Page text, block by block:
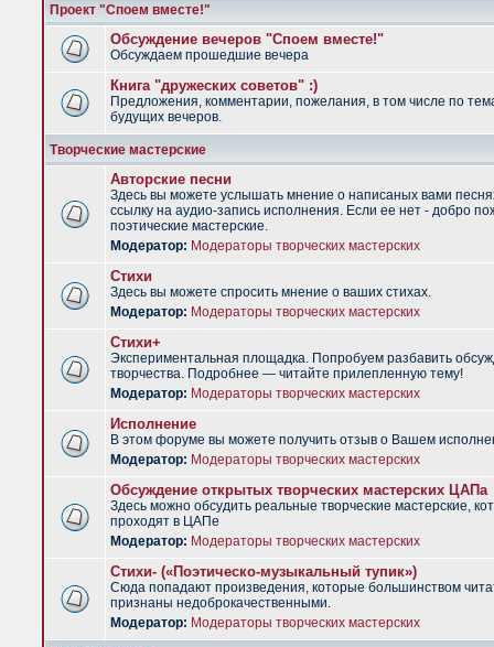
Проект "Споем вместе!"
Обсуждение вечеров "Споем вместе!"
Обсуждаем прошедшие вечера
Книга "дружеских советов" :)
Предложения, комментарии, пожелания, в том числе по
будущих вечеров.
Творческие мастерские
Авторские песни
Здесь вы можете услышать мнение о написаных вами
ссылку на аудио-запись исполнения. Если ее нет - добро
поэтические мастерские.
Модератор: Модераторы творческих мастерских
Стихи
Здесь вы можете спросить мнение о ваших стихах.
Модератор: Модераторы творческих мастерских
Стихи+
Экспериментальная площадка. Попробуем разбавить
творчества. Подробнее — читайте прилепленную тему!
Модератор: Модераторы творческих мастерских
Исполнение
В этом форуме вы можете получить отзыв о Вашем
Модератор: Модераторы творческих мастерских
Обсуждение открытых творческих мастерских ЦАПа
Здесь можно обсудить реальные творческие мастерские,
проходят в ЦАПе
Модератор: Модераторы творческих мастерских
Стихи- («Поэтическо-музыкальный тупик»)
Сюда попадают произведения, которые большинством
признаны недоброкачественными.
Модератор: Модераторы творческих мастерских